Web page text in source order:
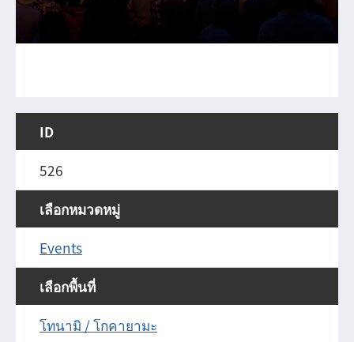
ID
526
เลือกหมวดหมู่
Events
เลือกพื้นที่
โทนามิ / โกคายามะ